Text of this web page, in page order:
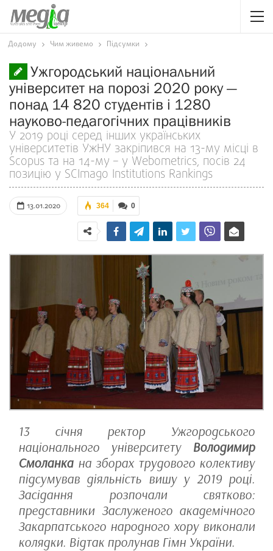
Додому Чим живемо Підсумки
Ужгородський національний
університет на порозі 2020 року —
понад 14 820 студентів і 1280
науково-педагогічних працівників
У 2019 році серед інших українських
університетів УжНУ закріпився на 13-му місці в
Scopus та на 14-му – у Webometrics, посів 24
позицію у SCImago Institutions Rankings
13.01.2020 0
364
13 січня ректор Ужгородського
національного університету Володимир
Смоланкана зборах трудового колективу
підсумував діяльність вишу у 2019 році.
Засідання розпочали святково:
представники Заслуженого академічного
Закарпатського народного хору виконали
колядки. Відтак пролунав Гімн України.